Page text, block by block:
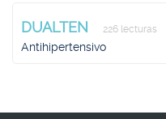
DUALTEN 226 lecturas
Antihipertensivo